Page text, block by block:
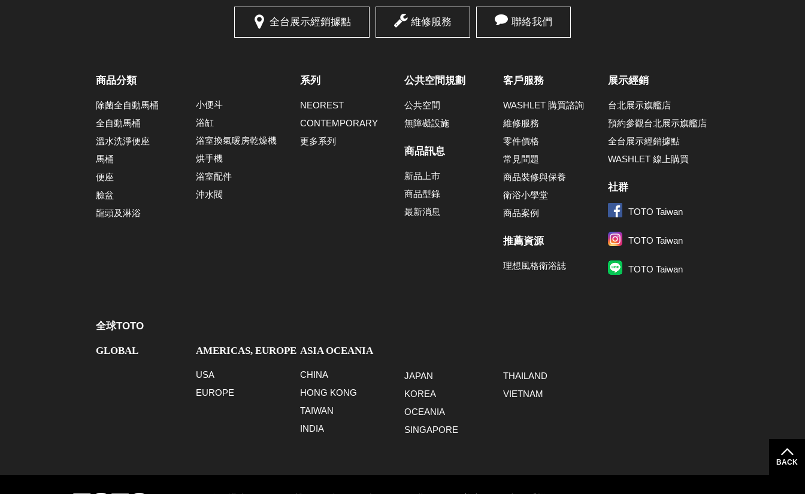
全台展示經銷據點 維修服務 聯絡我們
商品分類
除菌全自動馬桶
全自動馬桶
溫水洗淨便座
馬桶
便座
臉盆
龍頭及淋浴
小便斗
浴缸
浴室換氣暖房乾燥機
烘手機
浴室配件
沖水閥
系列
NEOREST
CONTEMPORARY
更多系列
公共空間規劃
公共空間
無障礙設施
商品訊息
新品上市
商品型錄
最新消息
客戶服務
WASHLET 購買諮詢
維修服務
零件價格
常見問題
商品裝修與保養
衛浴小學堂
商品案例
推薦資源
理想風格衛浴誌
展示經銷
台北展示旗艦店
預約參觀台北展示旗艦店
全台展示經銷據點
WASHLET 線上購買
社群
TOTO Taiwan
TOTO Taiwan
TOTO Taiwan
全球TOTO
GLOBAL AMERICAS, EUROPE
USA
EUROPE
ASIA OCEANIA
CHINA
HONG KONG
TAIWAN
INDIA
JAPAN
KOREA
OCEANIA
SINGAPORE
THAILAND
VIETNAM
BACK